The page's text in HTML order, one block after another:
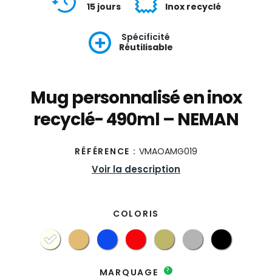
15 jours
Inox recyclé
Spécificité
Réutilisable
Mug personnalisé en inox
recyclé- 490ml – NEMAN
RÉFÉRENCE : VMAOAMG019
Voir la description
COLORIS
MARQUAGE ?